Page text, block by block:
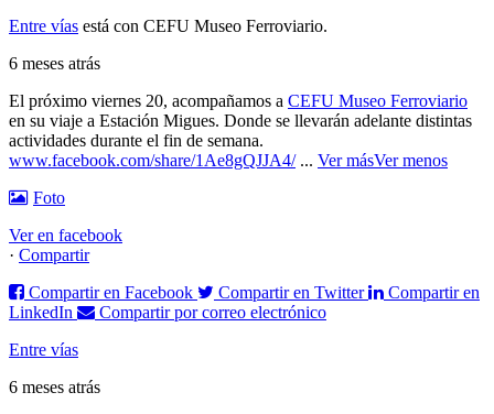
Entre vías está con CEFU Museo Ferroviario.
6 meses atrás
El próximo viernes 20, acompañamos a CEFU Museo Ferroviario
en su viaje a Estación Migues. Donde se llevarán adelante distintas
actividades durante el fin de semana.
www.facebook.com/share/1Ae8gQJJA4/ ... Ver másVer menos
Foto
Ver en facebook
· Compartir
Compartir en Facebook
Compartir en Twitter
Compartir en
LinkedIn
Compartir por correo electrónico
Entre vías
6 meses atrás